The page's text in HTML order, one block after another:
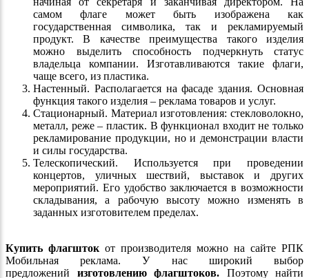
самом флаге может быть изображена как
государственная символика, так и рекламируемый
продукт. В качестве преимущества такого изделия
можно выделить способность подчеркнуть статус
владельца компании. Изготавливаются такие флаги,
чаще всего, из пластика.
Настенный. Располагается на фасаде здания. Основная
функция такого изделия – реклама товаров и услуг.
Стационарный. Материал изготовления: стекловолокно,
металл, реже – пластик. В функционал входит не только
рекламирование продукции, но и демонстрации власти
и силы государства.
Телескопический. Используется при проведении
концертов, уличных шествий, выставок и других
мероприятий. Его удобство заключается в возможности
складывания, а рабочую высоту можно изменять в
заданных изготовителем пределах.
Купить флагшток от производителя можно на сайте РПК
Мобильная реклама. У нас широкий выбор
предложений изготовлению флагштоков. Поэтому найти